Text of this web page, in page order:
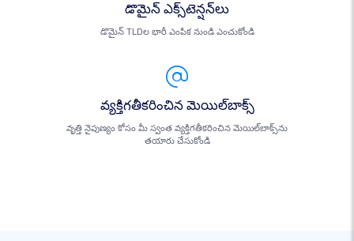
డొమైన్ ఎక్స్‌టెన్షన్‌లు
డొమైన్ TLDల భారీ ఎంపిక నుండి ఎంచుకోండి
వ్యక్తిగతీకరించిన మెయిల్‌బాక్స్
వృత్తి నైపుణ్యం కోసం మీ స్వంత వ్యక్తిగతీకరించిన మెయిల్‌బాక్స్‌ను
తయారు చేసుకోండి